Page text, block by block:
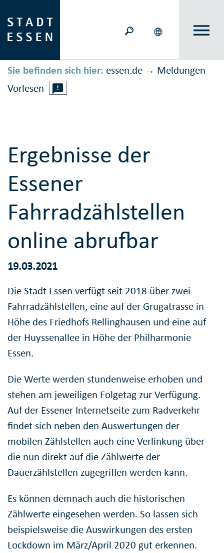
Sie befinden sich hier: essen.de → Meldungen
Vorlesen
Ergebnisse der
Essener
Fahrradzählstellen
online abrufbar
19.03.2021
Die Stadt Essen verfügt seit 2018 über zwei
Fahrradzählstellen, eine auf der Grugatrasse in
Höhe des Friedhofs Rellinghausen und eine auf
der Huyssenallee in Höhe der Philharmonie
Essen.
Die Werte werden stundenweise erhoben und
stehen am jeweiligen Folgetag zur Verfügung.
Auf der Essener Internetseite zum Radverkehr
findet sich neben den Auswertungen der
mobilen Zählstellen auch eine Verlinkung über
die nun direkt auf die Zählwerte der
Dauerzählstellen zugegriffen werden kann.
Es können demnach auch die historischen
Zählwerte eingesehen werden. So lassen sich
beispielsweise die Auswirkungen des ersten
Lockdown im März/April 2020 gut erkennen.